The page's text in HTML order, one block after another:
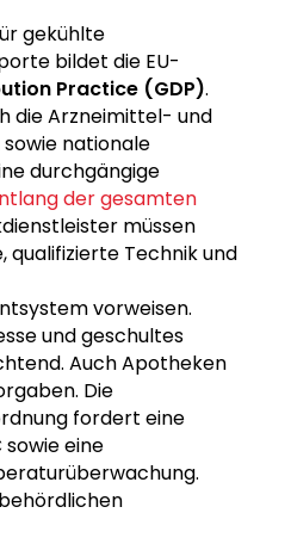
gekühlte
bildet die EU-
Practice (GDP).
die Arzneimittel- und
nationale
durchgängige
der gesamten
müssen
qualifizierte Technik und
vorweisen.
und geschultes
Auch Apotheken
Die
fordert eine
sowie eine